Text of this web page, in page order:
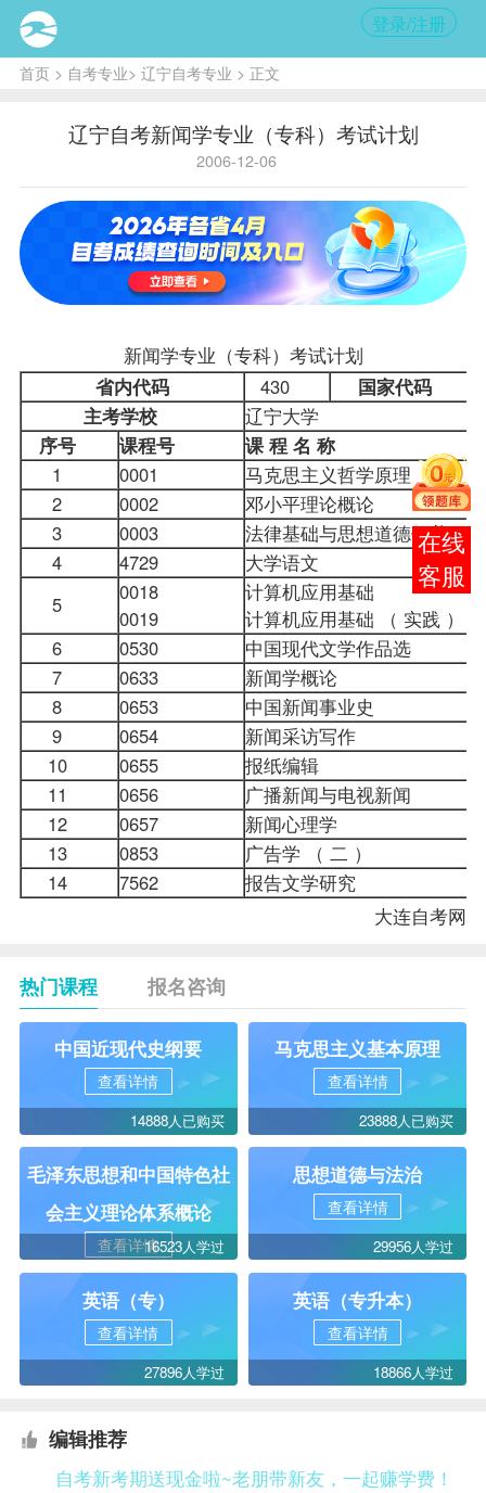
登录/注册
首页> 自考专业> 辽宁自考专业 > 正文
辽宁自考新闻学专业（专科）考试计划
2006-12-06
新闻学专业（专科） 考试计划
省内代码 430
国家代码
主考学校
辽宁大学
序号
课程号 课 程 名 称
1
0001
马克思主义哲学原理
2
0002
邓小平理论概论
3
0003
法律基础与思想道德修养
4
4729
大学语文
5
0018
0019
计算机应用基础
计算机应用基础 （ 实践
6
0530
中国现代文学作品选
7
0633
新闻学概论
8
0653
中国新闻事业史
9
0654
新闻采访写作
10
0655
报纸编辑
11
0656
广播新闻与电视新闻
12
0657
新闻心理学
13
0853
广告学 （ 二 ）
14
7562 报告文学研究
大连自考网
热门课程 报名咨询
中国近现代史纲要
查看详情
14888人已购买
马克思主义基本原理
查看详情
23888人已购买
毛泽东思想和中国特色社
会主义理论体系概论
查看详情16523人学过
思想道德与法治
查看详情
29956人学过
英语（专）
查看详情
27896人学过
英语（专升本）
查看详情
18866人学过
编辑推荐
自考新考期送现金啦~老朋带新友，一起赚学费！
报考
咨询